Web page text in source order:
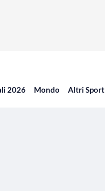
2026 Mondo Altri Sport